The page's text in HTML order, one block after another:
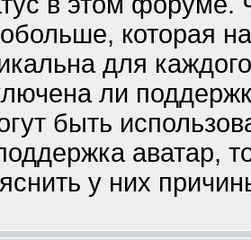
которая
для
ли
быть
аватар,
у них